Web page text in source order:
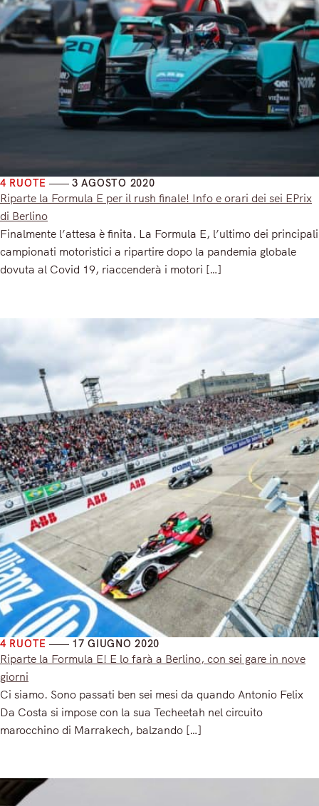
4 RUOTE 3 AGOSTO 2020
Riparte la Formula E per il rush finale! Info e orari dei sei EPrix
di Berlino
Finalmente l’attesa è finita. La Formula E, l’ultimo dei principali
campionati motoristici a ripartire dopo la pandemia globale
dovuta al Covid 19, riaccenderà i motori […]
4 RUOTE 17 GIUGNO 2020
Riparte la Formula E! E lo farà a Berlino, con sei gare in nove
giorni
Ci siamo. Sono passati ben sei mesi da quando Antonio Felix
Da Costa si impose con la sua Techeetah nel circuito
marocchino di Marrakech, balzando […]